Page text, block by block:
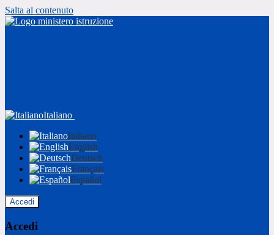
Salta al contenuto
Italiano
Italiano
English
Deutsch
Français
Español
Accedi
Accedi